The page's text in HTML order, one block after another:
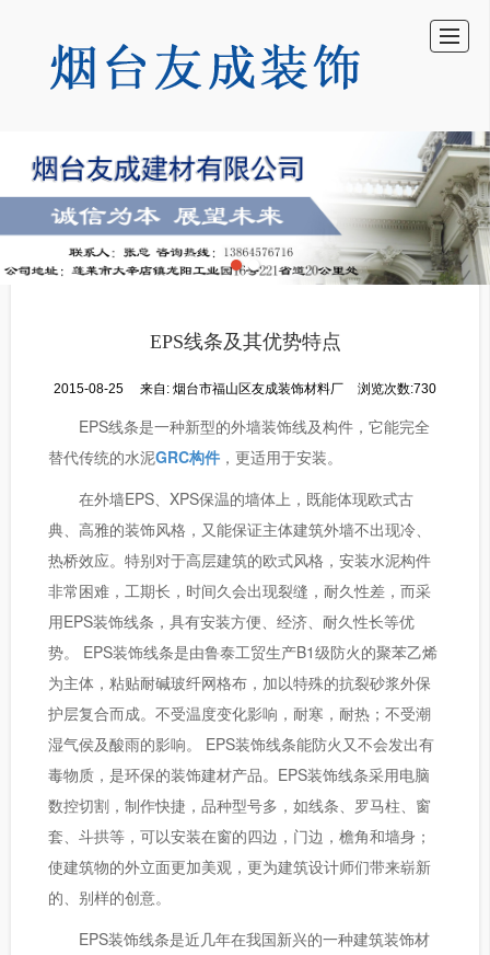
首页 产品展示 新闻动态 图库展示 公司介绍 联系我们 LBS
EPS线条及其优势特点
2015-08-25 来自: 烟台市福山区友成装饰材料厂 浏览次数:730
EPS线条是一种新型的外墙装饰线及构件，它能完全
替代传统的水泥GRC构件，更适用于安装。
在外墙EPS、XPS保温的墙体上，既能体现欧式古
典、高雅的装饰风格，又能保证主体建筑外墙不出现冷、
热桥效应。特别对于高层建筑的欧式风格，安装水泥构件
非常困难，工期长，时间久会出现裂缝，耐久性差，而采
用EPS装饰线条，具有安装方便、经济、耐久性长等优
势。 EPS装饰线条是由鲁泰工贸生产B1级防火的聚苯乙烯
为主体，粘贴耐碱玻纤网格布，加以特殊的抗裂砂浆外保
护层复合而成。不受温度变化影响，耐寒，耐热；不受潮
湿气侯及酸雨的影响。 EPS装饰线条能防火又不会发出有
毒物质，是环保的装饰建材产品。EPS装饰线条采用电脑
数控切割，制作快捷，品种型号多，如线条、罗马柱、窗
套、斗拱等，可以安装在窗的四边，门边，檐角和墙身；
使建筑物的外立面更加美观，更为建筑设计师们带来崭新
的、别样的创意。
EPS装饰线条是近几年在我国新兴的一种建筑装饰材